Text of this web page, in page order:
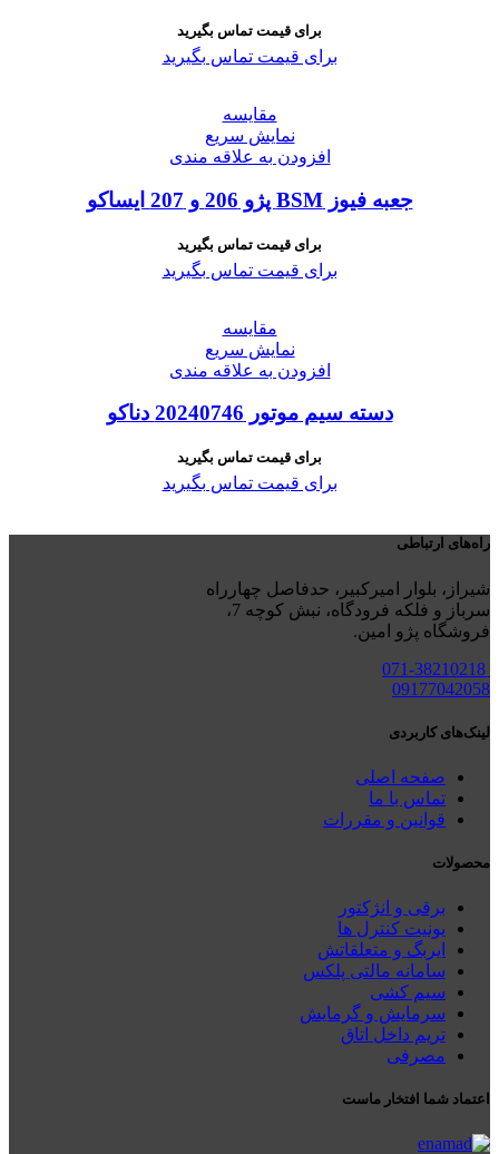
برای قیمت تماس بگیرید
برای قیمت تماس بگیرید
مقايسه
نمایش سریع
افزودن به علاقه مندی
جعبه فیوز BSM پژو 206 و 207 ایساکو
برای قیمت تماس بگیرید
برای قیمت تماس بگیرید
مقايسه
نمایش سریع
افزودن به علاقه مندی
دسته سیم موتور 20240746 دناکو
برای قیمت تماس بگیرید
برای قیمت تماس بگیرید
راه‌های ارتباطی
شیراز، بلوار امیرکبیر، حدفاصل چهارراه
سرباز و فلکه فرودگاه، نبش کوچه 7،
فروشگاه پژو امین.
09177042058
لینک‌های کاربردی
صفحه اصلی
تماس با ما
قوانین و مقررات
محصولات
برقی و انژکتور
یونیت کنترل ها
ایربگ و متعلقاتش
سامانه مالتی پلکس
سیم کشی
سرمایش و گرمایش
تریم داخل اتاق
مصرفی
اعتماد شما افتخار ماست